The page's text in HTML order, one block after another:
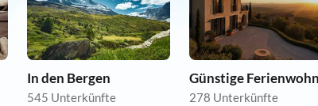
In den Bergen
545 Unterkünfte 278 Unterkünfte